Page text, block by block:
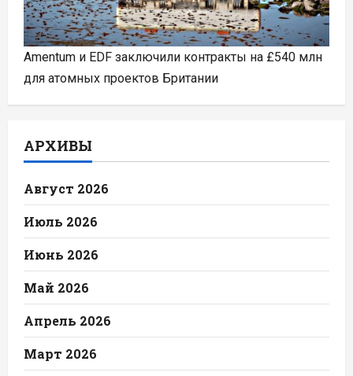
Amentum и EDF заключили контракты на £540 млн
для атомных проектов Британии
АРХИВЫ
Август 2026
Июль 2026
Июнь 2026
Май 2026
Апрель 2026
Март 2026